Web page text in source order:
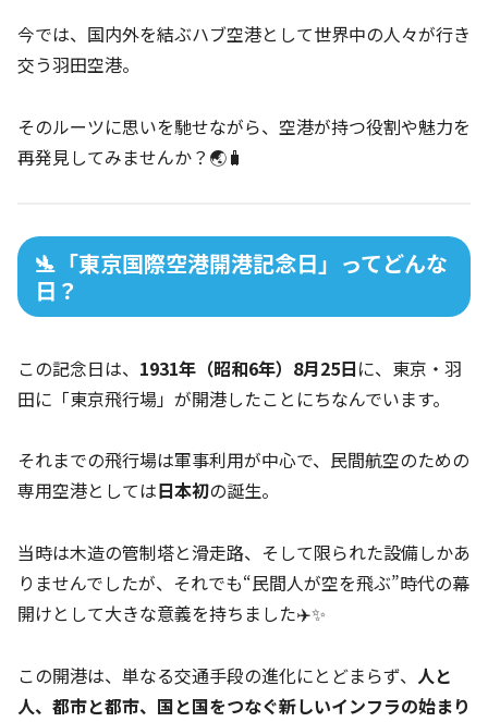
今では、国内外を結ぶハブ空港として世界中の人々が行き
交う羽田空港。
そのルーツに思いを馳せながら、空港が持つ役割や魅力を
再発見してみませんか？🌏🧳
🛬「東京国際空港開港記念日」ってどんな
日？
この記念日は、 1931年（昭和6年）8月25日に、東京・羽
田に「東京飛行場」が開港したことにちなんでいます。
それまでの飛行場は軍事利用が中心で、民間航空のための
専用空港としては日本初の誕生。
当時は木造の管制塔と滑走路、そして限られた設備しかあ
りませんでしたが、それでも“民間人が空を飛ぶ”時代の幕
開けとして大きな意義を持ちました✈️✨
この開港は、単なる交通手段の進化にとどまらず、 人と
人、都市と都市、国と国をつなぐ新しいインフラの始まり